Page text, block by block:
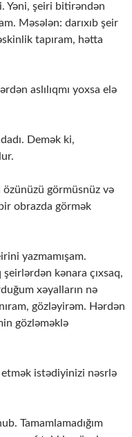
Yəni, şeiri bitirəndən
Məsələn: darıxıb şeir
tapıram, hətta
aslılıqmı yoxsa elə
Demək ki,
özünüzü görmüsnüz və
obrazda görmək
yazmamışam.
kənara çıxsaq,
xəyalların nə
gözləyirəm. Hərdən
gözləməklə
istədiyinizi nəsrlə
Tamamlamadığım